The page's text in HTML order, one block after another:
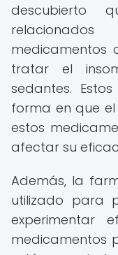
descubierto
medicamentos
tratar el
sedantes.
forma en que
estos
afectar su
Además, la
utilizado para
experimentar
medicamentos